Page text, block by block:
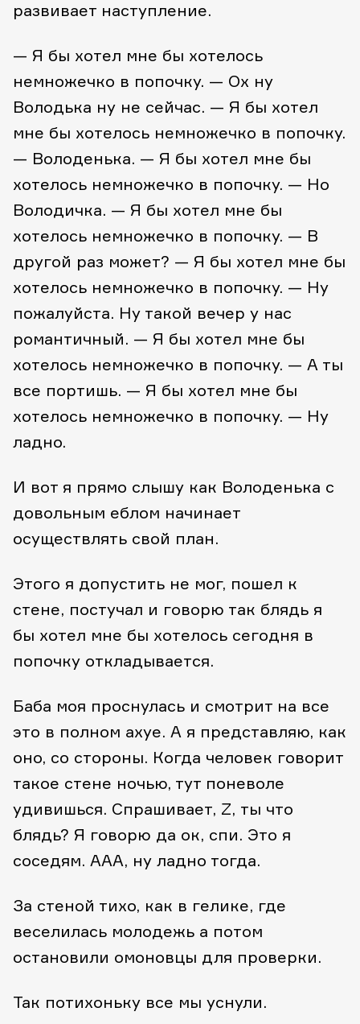
развивает наступление.
— Я бы хотел мне бы хотелось
немножечко в попочку. — Ох ну
Володька ну не сейчас. — Я бы хотел
мне бы хотелось немножечко в попочку.
— Володенька. — Я бы хотел мне бы
хотелось немножечко в попочку. — Но
Володичка. — Я бы хотел мне бы
хотелось немножечко в попочку. — В
другой раз может? — Я бы хотел мне бы
хотелось немножечко в попочку. — Ну
пожалуйста. Ну такой вечер у нас
романтичный. — Я бы хотел мне бы
хотелось немножечко в попочку. — А ты
все портишь. — Я бы хотел мне бы
хотелось немножечко в попочку. — Ну
ладно.
И вот я прямо слышу как Володенька с
довольным еблом начинает
осуществлять свой план.
Этого я допустить не мог, пошел к
стене, постучал и говорю так блядь я
бы хотел мне бы хотелось сегодня в
попочку откладывается.
Баба моя проснулась и смотрит на все
это в полном ахуе. А я представляю, как
оно, со стороны. Когда человек говорит
такое стене ночью, тут поневоле
удивишься. Спрашивает, Z, ты что
блядь? Я говорю да ок, спи. Это я
соседям. ААА, ну ладно тогда.
За стеной тихо, как в гелике, где
веселилась молодежь а потом
остановили омоновцы для проверки.
Так потихоньку все мы уснули.